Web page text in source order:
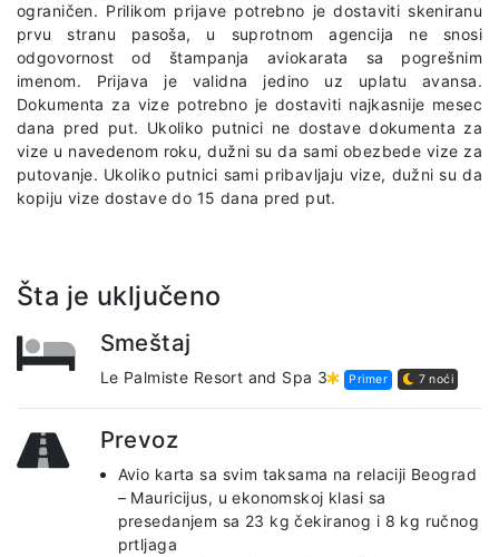
ograničen. Prilikom prijave potrebno je dostaviti skeniranu
prvu stranu pasoša, u suprotnom agencija ne snosi
odgovornost od štampanja aviokarata sa pogrešnim
imenom. Prijava je validna jedino uz uplatu avansa.
Dokumenta za vize potrebno je dostaviti najkasnije mesec
dana pred put. Ukoliko putnici ne dostave dokumenta za
vize u navedenom roku, dužni su da sami obezbede vize za
putovanje. Ukoliko putnici sami pribavljaju vize, dužni su da
kopiju vize dostave do 15 dana pred put.
Šta je uključeno
Smeštaj
Le Palmiste Resort and Spa 3 Primer 7 noći
Prevoz
Avio karta sa svim taksama na relaciji Beograd
– Mauricijus, u ekonomskoj klasi sa
presedanjem sa 23 kg čekiranog i 8 kg ručnog
prtljaga